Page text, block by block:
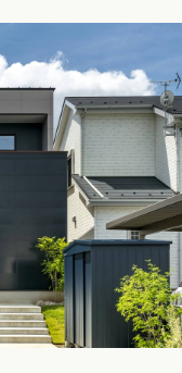
栃木県群馬県
野県
歌山県
福島県
栃木県群馬県
がわかる！
立ちツール